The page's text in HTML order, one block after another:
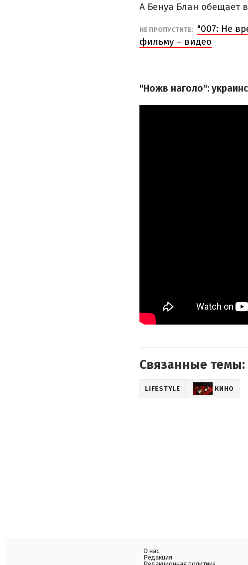
А Бенуа Блан обещает
НЕ ПРОПУСТИТЕ:
"007: Не
фильму – видео
"Ножв наголо":
Связанные темы:
LIFESTYLE КИНО
О нас
Редакция